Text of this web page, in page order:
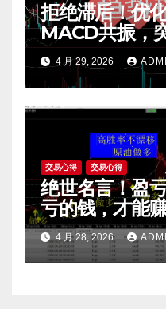
拒绝滞后！优
MACD共振，
陷阱一眼看穿
4 月 29, 2026
交易心得 交易心得
绝世名言！盈
亏的钱，才能
4 月 28, 2026